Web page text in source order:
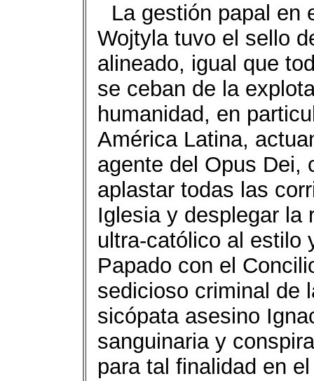
La gestión papal en
Wojtyla tuvo el sello
alineado, igual que
se ceban de la
humanidad, en
América Latina,
agente del Opus Dei,
aplastar todas las
Iglesia y desplegar la
ultra-católico al estilo
Papado con el
sedicioso criminal de
sicópata asesino
sanguinaria y
para tal finalidad en